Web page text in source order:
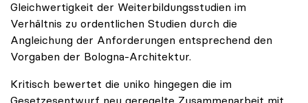
Gleichwertigkeit der Weiterbildungsstudien im
Verhältnis zu ordentlichen Studien durch die
Angleichung der Anforderungen entsprechend den
Vorgaben der Bologna-Architektur.
Kritisch bewertet die uniko hingegen die im